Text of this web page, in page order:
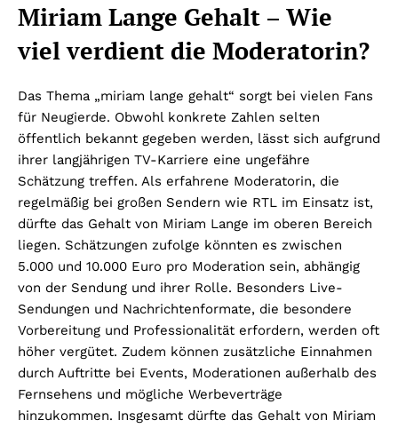
Miriam Lange Gehalt – Wie
viel verdient die Moderatorin?
Das Thema „miriam lange gehalt“ sorgt bei vielen Fans
für Neugierde. Obwohl konkrete Zahlen selten
öffentlich bekannt gegeben werden, lässt sich aufgrund
ihrer langjährigen TV-Karriere eine ungefähre
Schätzung treffen. Als erfahrene Moderatorin, die
regelmäßig bei großen Sendern wie RTL im Einsatz ist,
dürfte das Gehalt von Miriam Lange im oberen Bereich
liegen. Schätzungen zufolge könnten es zwischen
5.000 und 10.000 Euro pro Moderation sein, abhängig
von der Sendung und ihrer Rolle. Besonders Live-
Sendungen und Nachrichtenformate, die besondere
Vorbereitung und Professionalität erfordern, werden oft
höher vergütet. Zudem können zusätzliche Einnahmen
durch Auftritte bei Events, Moderationen außerhalb des
Fernsehens und mögliche Werbeverträge
hinzukommen. Insgesamt dürfte das Gehalt von Miriam